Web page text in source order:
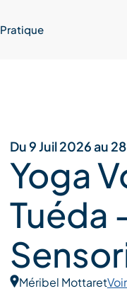
Pratique
Du 9 Juil 2026 au
Yoga
Tuéda
Méribel Mottaret